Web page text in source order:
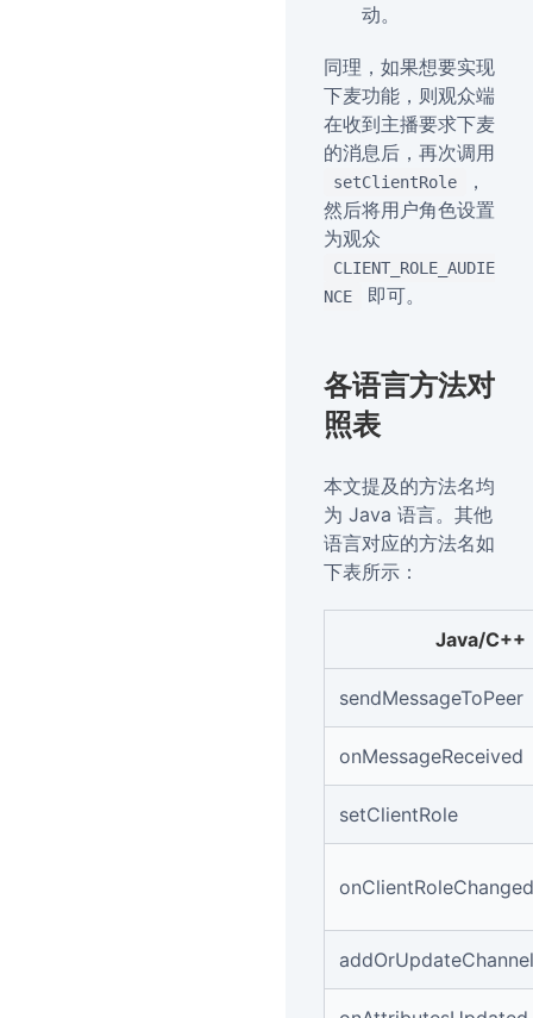
动。
同理，如果想要实现
下麦功能，则观众端
在收到主播要求下麦
的消息后，再次调用
setClientRole
，
然后将用户角色设置
为观众
CLIENT_ROLE_AUDIE
NCE
即可。
各语言方法对
照表
本文提及的方法名均
为 Java 语言。其他
语言对应的方法名如
下表所示：
Java/C++
sendMessageToPeer
onMessageReceived
setClientRole
onClientRoleChanged